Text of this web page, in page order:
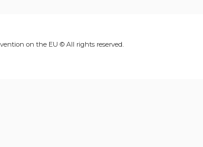
on the EU © All rights reserved.